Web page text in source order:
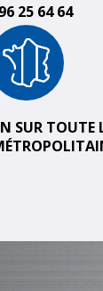
25 64 64
SUR TOUTE